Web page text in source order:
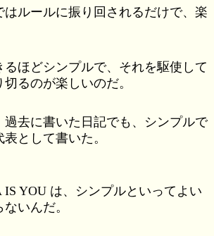
はルールに振り回されるだけで、楽
るほどシンプルで、それを駆使して
るのが楽しいのだ。
過去に書いた日記でも、シンプルで
として書いた。
IS YOU は、シンプルといってよい
いんだ。